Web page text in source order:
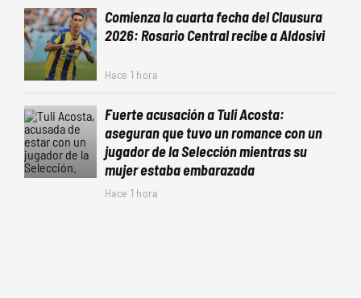
Comienza la cuarta fecha del Clausura
2026: Rosario Central recibe a Aldosivi
Hace 1 hora
Fuerte acusación a Tuli Acosta:
aseguran que tuvo un romance con un
jugador de la Selección mientras su
mujer estaba embarazada
Hace 1 hora